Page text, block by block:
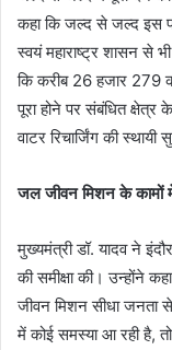
कहा कि जल्द से जल्द इस
स्वयं महाराष्ट्र शासन से
कि करीब 26 हजार 279
पूरा होने पर संबंधित
वाटर रिचार्जिंग की स्थायी
जल जीवन मिशन के कामों
मुख्यमंत्री डॉ. यादव ने
की समीक्षा की। उन्होंने
जीवन मिशन सीधा जनता
में कोई समस्या आ रही है,